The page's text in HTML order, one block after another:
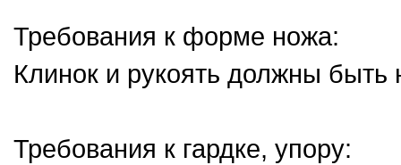
Требования к форме ножа:
Клинок и рукоять должны быть
Требования к гардке, упору: